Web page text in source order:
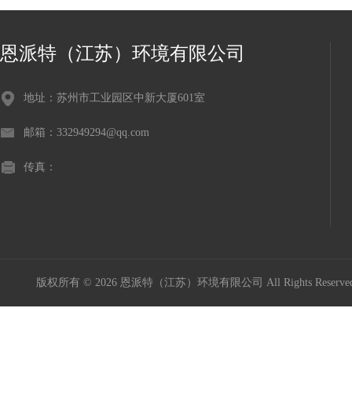
恩派特（江苏）环境有限公司
地址：苏州市工业园区中新大厦601室
邮箱：332949294@qq.com
传真：
版权所有 © 2026 恩派特（江苏）环境有限公司 All Rights